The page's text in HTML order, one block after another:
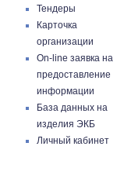
Тендеры
Карточка
организации
On-line заявка на
предоставление
информации
База данных на
изделия ЭКБ
Личный кабинет